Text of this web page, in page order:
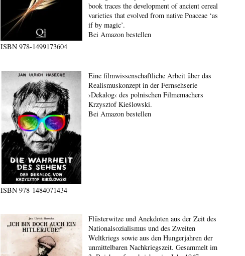
ISBN978-1499173604
book traces the development of ancient cereal
varieties that evolved from native Poaceae ‘as
if by magic’.
Bei Amazon bestellen
ISBN978-1484071434
Eine filmwissenschaftliche Arbeit über das
Realismuskonzept in der Fernsehserie
›Dekalog‹ des polnischen Filmemachers
Krzysztof Kieślowski.
Bei Amazon bestellen
Flüsterwitze und Anekdoten aus der Zeit des
Nationalsozialismus und des Zweiten
Weltkriegs sowie aus den Hungerjahren der
unmittelbaren Nachkriegszeit. Gesammelt im